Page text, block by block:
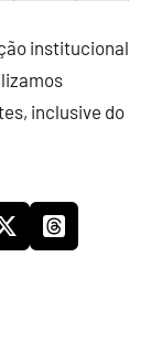
institucional
inclusive do